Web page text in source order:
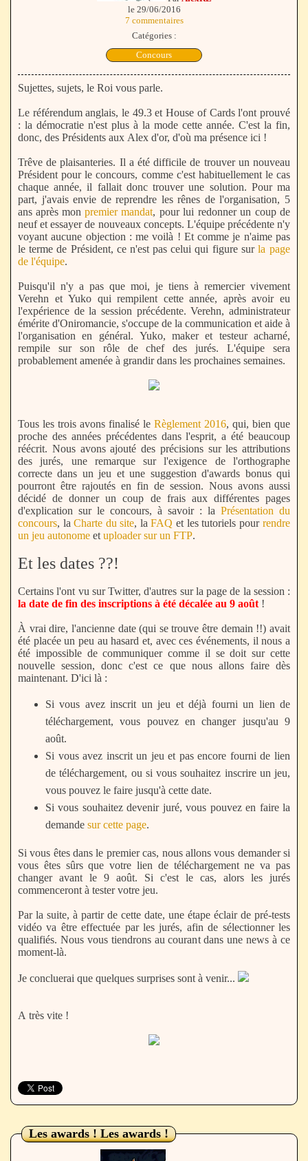
le 29/06/2016
7 commentaires
Catégories :
Concours
Sujettes, sujets, le Roi vous parle.
Le référendum anglais, le 49.3 et House of Cards l'ont prouvé
: la démocratie n'est plus à la mode cette année. C'est la fin,
donc, des Présidents aux Alex d'or, d'où ma présence ici !
Trêve de plaisanteries. Il a été difficile de trouver un nouveau
Président pour le concours, comme c'est habituellement le cas
chaque année, il fallait donc trouver une solution. Pour ma
part, j'avais envie de reprendre les rênes de l'organisation, 5
ans après mon premier mandat, pour lui redonner un coup de
neuf et essayer de nouveaux concepts. L'équipe précédente n'y
voyant aucune objection : me voilà ! Et comme je n'aime pas
le terme de Président, ce n'est pas celui qui figure sur la page
de l'équipe.
Puisqu'il n'y a pas que moi, je tiens à remercier vivement
Verehn et Yuko qui rempilent cette année, après avoir eu
l'expérience de la session précédente. Verehn, administrateur
émérite d'Oniromancie, s'occupe de la communication et aide à
l'organisation en général. Yuko, maker et testeur acharné,
rempile sur son rôle de chef des jurés. L'équipe sera
probablement amenée à grandir dans les prochaines semaines.
Tous les trois avons finalisé le Règlement 2016, qui, bien que
proche des années précédentes dans l'esprit, a été beaucoup
réécrit. Nous avons ajouté des précisions sur les attributions
des jurés, une remarque sur l'exigence de l'orthographe
correcte dans un jeu et une suggestion d'awards bonus qui
pourront être rajoutés en fin de session. Nous avons aussi
décidé de donner un coup de frais aux différentes pages
d'explication sur le concours, à savoir : la Présentation du
concours, la Charte du site, la FAQ et les tutoriels pour rendre
un jeu autonome et uploader sur un FTP.
Et les dates ??!
Certains l'ont vu sur Twitter, d'autres sur la page de la session :
la date de fin des inscriptions à été décalée au 9 août !
À vrai dire, l'ancienne date (qui se trouve être demain !!) avait
été placée un peu au hasard et, avec ces événements, il nous a
été impossible de communiquer comme il se doit sur cette
nouvelle session, donc c'est ce que nous allons faire dès
maintenant. D'ici là :
Si vous avez inscrit un jeu et déjà fourni un lien de
téléchargement, vous pouvez en changer jusqu'au 9
août.
Si vous avez inscrit un jeu et pas encore fourni de lien
de téléchargement, ou si vous souhaitez inscrire un jeu,
vous pouvez le faire jusqu'à cette date.
Si vous souhaitez devenir juré, vous pouvez en faire la
demande sur cette page.
Si vous êtes dans le premier cas, nous allons vous demander si
vous êtes sûrs que votre lien de téléchargement ne va pas
changer avant le 9 août. Si c'est le cas, alors les jurés
commenceront à tester votre jeu.
Par la suite, à partir de cette date, une étape éclair de pré-tests
vidéo va être effectuée par les jurés, afin de sélectionner les
qualifiés. Nous vous tiendrons au courant dans une news à ce
moment-là.
Je concluerai que quelques surprises sont à venir...
A très vite !
Les awards ! Les awards !